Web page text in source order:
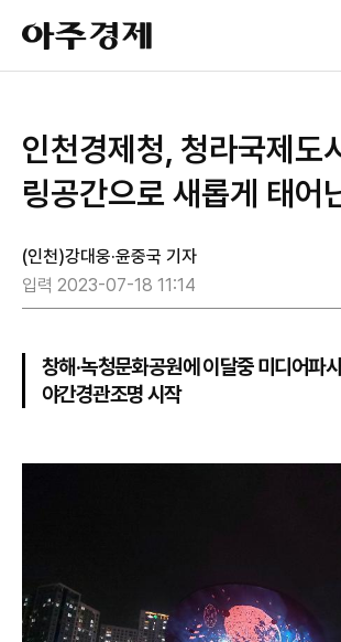
아
주
경
인천경제청, 청라국제도
링공간으로 새롭게 태어
(인천)강대웅·윤중국 기자
입력 2023-07-18 11:14
창해·녹청문화공원에 이달중 미디어파
야간경관조명 시작